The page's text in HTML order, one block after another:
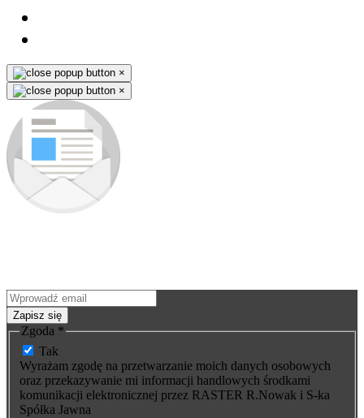
×
×
Zapisz się
Zgoda *
Tak
Wyrażam zgodę na przetwarzanie moich danych osobowych
oraz przekazywanie mi informacji handlowych środkami
komunikacji elektronicznej przez RASTER R.Nowak i S-ka
Spółka Jawna